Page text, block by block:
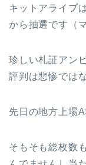
キットアライブ
から抽選です（
珍しい札証アン
評判は悲惨では
先日の地方上場
そもそも総枚数